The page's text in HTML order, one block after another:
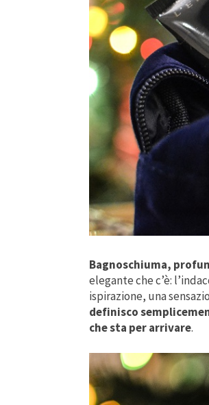
Bagnoschiuma,
elegante che c’è:
ispirazione, una
definisco
che sta per arrivare.